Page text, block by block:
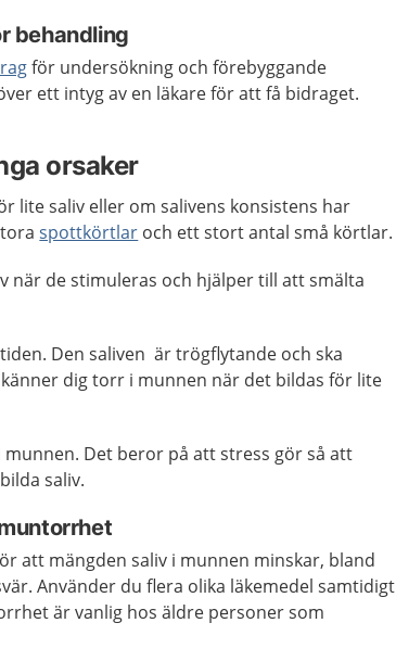
behandling
för undersökning och förebyggande
ett intyg av en läkare för att få bidraget.
orsaker
lite saliv eller om salivens konsistens har
spottkörtlar och ett stort antal små körtlar.
när de stimuleras och hjälper till att smälta
Den saliven är trögflytande och ska
dig torr i munnen när det bildas för lite
munnen. Det beror på att stress gör så att
saliv.
att mängden saliv i munnen minskar, bland
Använder du flera olika läkemedel samtidigt
är vanlig hos äldre personer som